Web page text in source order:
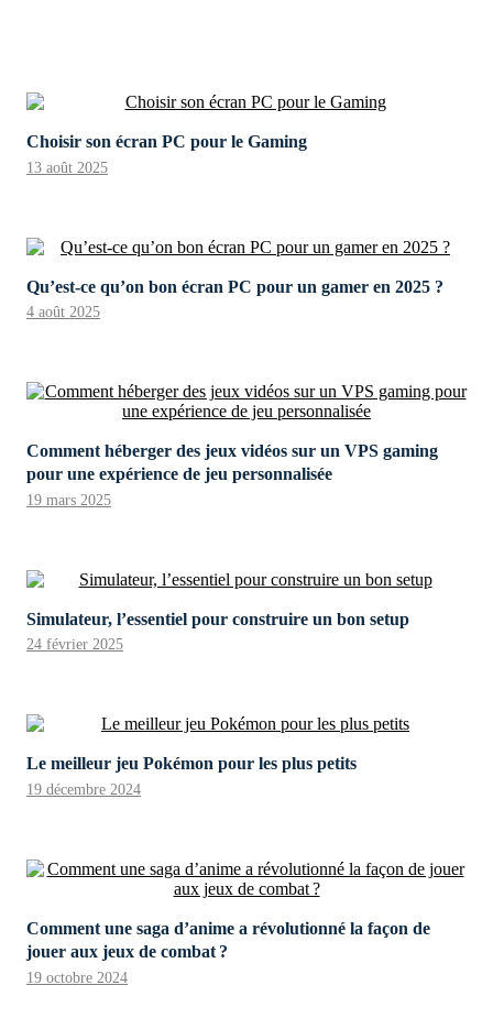
Choisir son écran PC pour le Gaming
13 août 2025
Qu’est-ce qu’on bon écran PC pour un gamer en 2025 ?
4 août 2025
Comment héberger des jeux vidéos sur un VPS gaming
pour une expérience de jeu personnalisée
19 mars 2025
Simulateur, l’essentiel pour construire un bon setup
24 février 2025
Le meilleur jeu Pokémon pour les plus petits
19 décembre 2024
Comment une saga d’anime a révolutionné la façon de
jouer aux jeux de combat ?
19 octobre 2024